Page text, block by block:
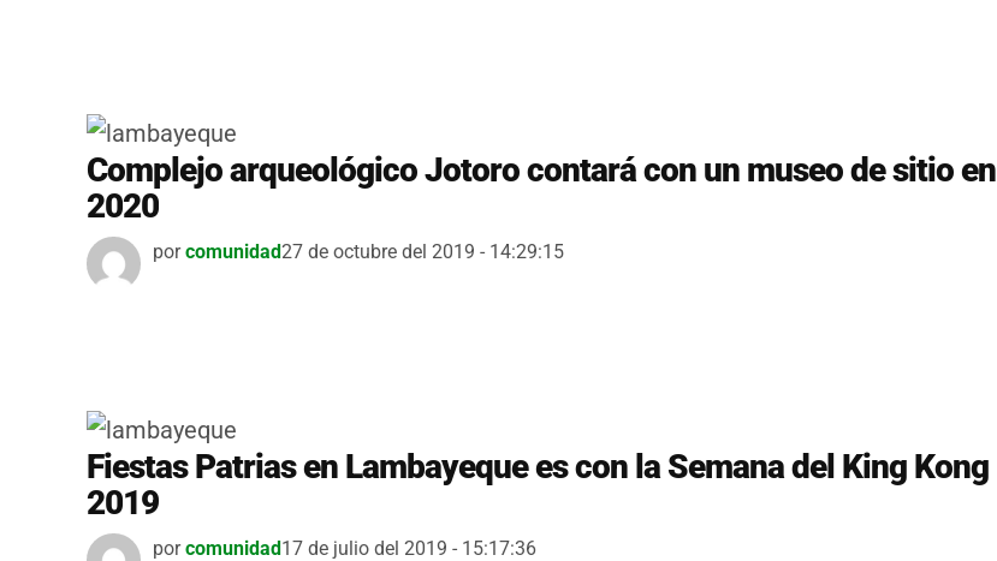
Complejo arqueológico Jotoro contará con un museo de sitio en
2020
por comunidad27 de octubre del 2019 - 14:29:15
Fiestas Patrias en Lambayeque es con la Semana del King Kong
2019
por comunidad17 de julio del 2019 - 15:17:36